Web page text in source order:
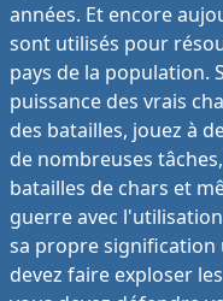
années. Et encore
sont utilisés pour
pays de la population.
puissance des vrais
des batailles, jouez à
de nombreuses
batailles de chars et
guerre avec
sa propre signification
devez faire exploser